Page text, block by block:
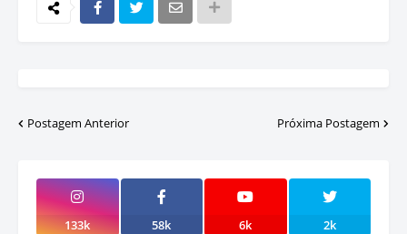
Postagem Anterior Próxima Postagem
133k 58k 6k 2k